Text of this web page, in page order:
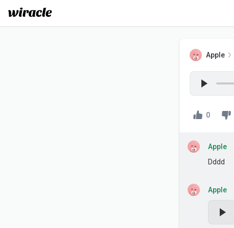
A Apple
Play
0
A Apple
Dddd
A Apple
Play